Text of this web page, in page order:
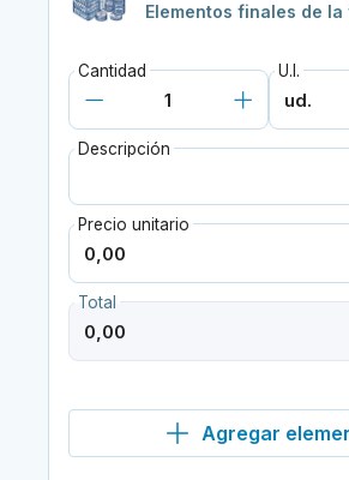
Elementos finales de
Cantidad U.I.
Descripción
Precio unitario
Total
Agregar